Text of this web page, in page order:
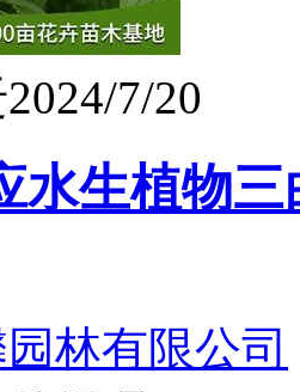
2024/7/20
水生植物
林有限公司